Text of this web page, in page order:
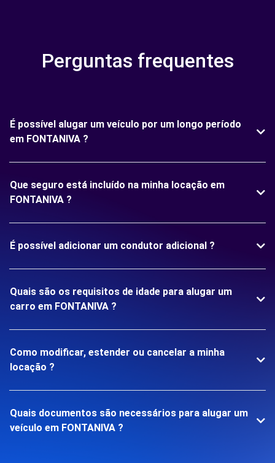
Perguntas frequentes
É possível alugar um veículo por um longo período
em FONTANIVA ?
Que seguro está incluído na minha locação em
FONTANIVA ?
É possível adicionar um condutor adicional ?
Quais são os requisitos de idade para alugar um
carro em FONTANIVA ?
Como modificar, estender ou cancelar a minha
locação ?
Quais documentos são necessários para alugar um
veículo em FONTANIVA ?